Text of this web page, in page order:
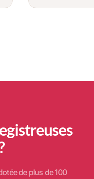
de plus de 100